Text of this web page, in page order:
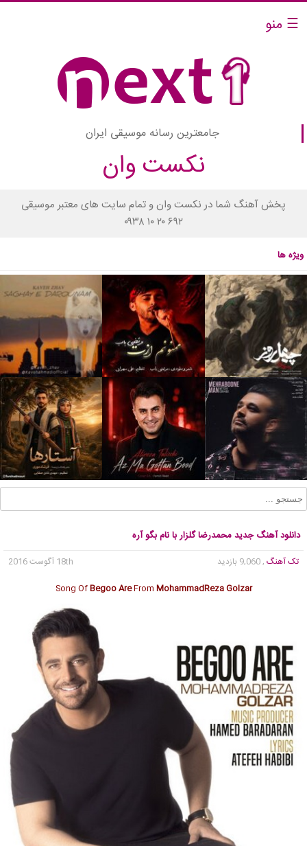
☰ منو
جامعترین رسانه موسیقی ایران
نکست وان
پخش آهنگ شما در نکست وان و تمام سایت های معتبر موسیقی
۰۹۳۸ ۱۰ ۲۰ ۶۹۲
ویژه ها
دانلود آهنگ جدید محمدرضا گلزار با نام بگو آره
تک آهنگ , 9,060 بازدید
18th آگوست 2016
Song OfBegoo AreFrom MohammadReza Golzar